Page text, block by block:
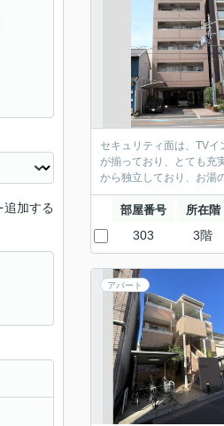
セキュリティ面は、TV
が揃っており、とても充
から独立しており、お湯
部屋番号 所在階
303 3階
アパート
追加する